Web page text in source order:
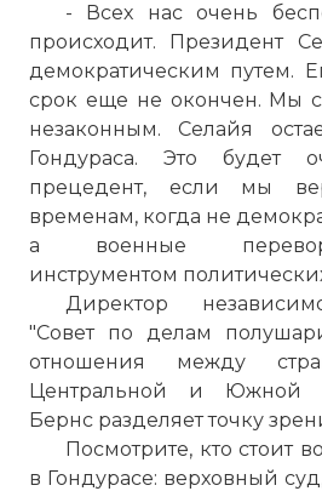
- Всех нас очень
происходит. Президент
демократическим путем.
срок еще не окончен. Мы
незаконным. Селайя
Гондураса. Это будет
прецедент, если мы
временам, когда не
а военные
инструментом
Директор
"Совет по делам
отношения между
Центральной и Южной
Бернс разделяет точку
Посмотрите, кто стоит
в Гондурасе: верховный